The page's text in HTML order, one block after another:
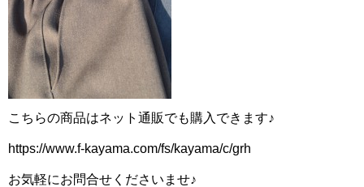
こちらの商品はネット通販でも購入できます♪
https://www.f-kayama.com/fs/kayama/c/grh
お気軽にお問合せくださいませ♪